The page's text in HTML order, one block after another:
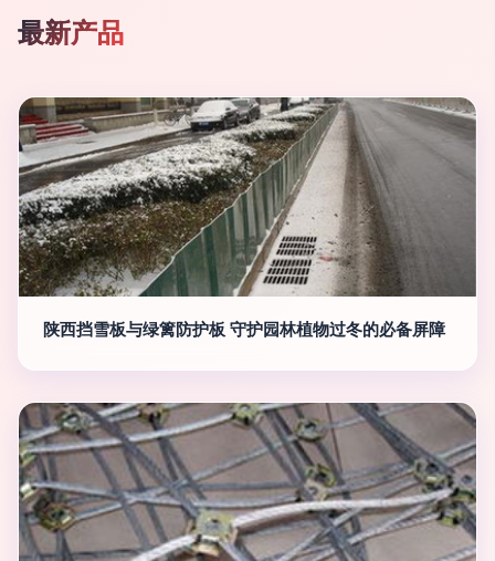
最新产品
陕西挡雪板与绿篱防护板 守护园林植物过冬的必备屏障